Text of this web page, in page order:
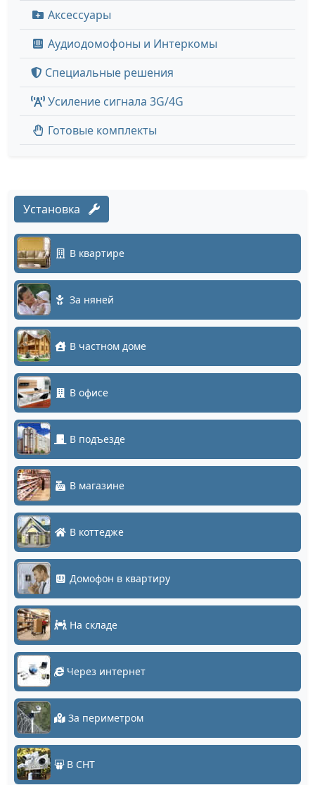
Аксессуары
Аудиодомофоны и Интеркомы
Специальные решения
Усиление сигнала 3G/4G
Готовые комплекты
Установка
В квартире
За няней
В частном доме
В офисе
В подъезде
В магазине
В коттедже
Домофон в квартиру
На складе
Через интернет
За периметром
В СНТ